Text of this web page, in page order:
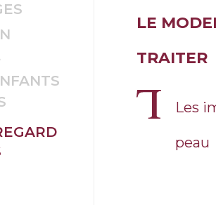
LE
TRAITER
Les
peau